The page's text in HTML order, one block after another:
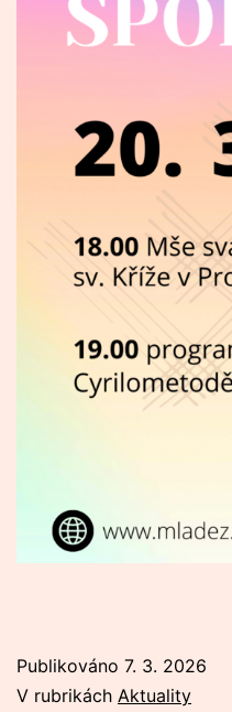
Publikováno 7. 3. 2026
V rubrikách Aktuality